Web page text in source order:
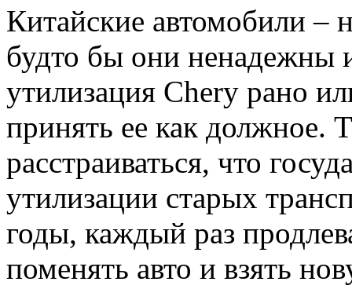
Китайские автомобили –
будто бы они ненадежны
утилизация Chery рано
принять ее как должное.
расстраиваться, что
утилизации старых
годы, каждый раз
поменять авто и взять